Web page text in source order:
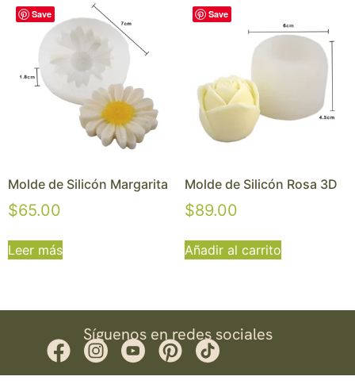
Save
Molde de Silicón Margarita
$65.00
Leer más
Save
Molde de Silicón Rosa 3D
$89.00
Añadir al carrito
Síguenos en redes sociales